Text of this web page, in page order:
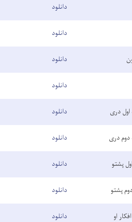
دانلود
دانلود
دانلود
دانلود
دری دانلود
دری دانلود
پشتو دانلود
پشتو دانلود
او دانلود